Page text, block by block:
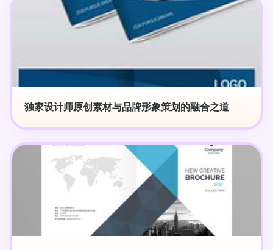
独家设计师原创素材与品牌形象策划的融合之道